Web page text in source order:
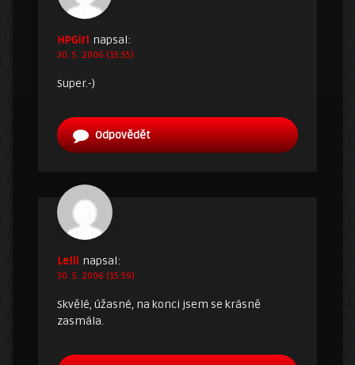
HPGirl napsal:
30. 5. 2006 (15:55)
Super.-)
Odpovědět
Lelli napsal:
30. 5. 2006 (15:59)
Skvělé, úžasné, na konci jsem se krásně
zasmála.